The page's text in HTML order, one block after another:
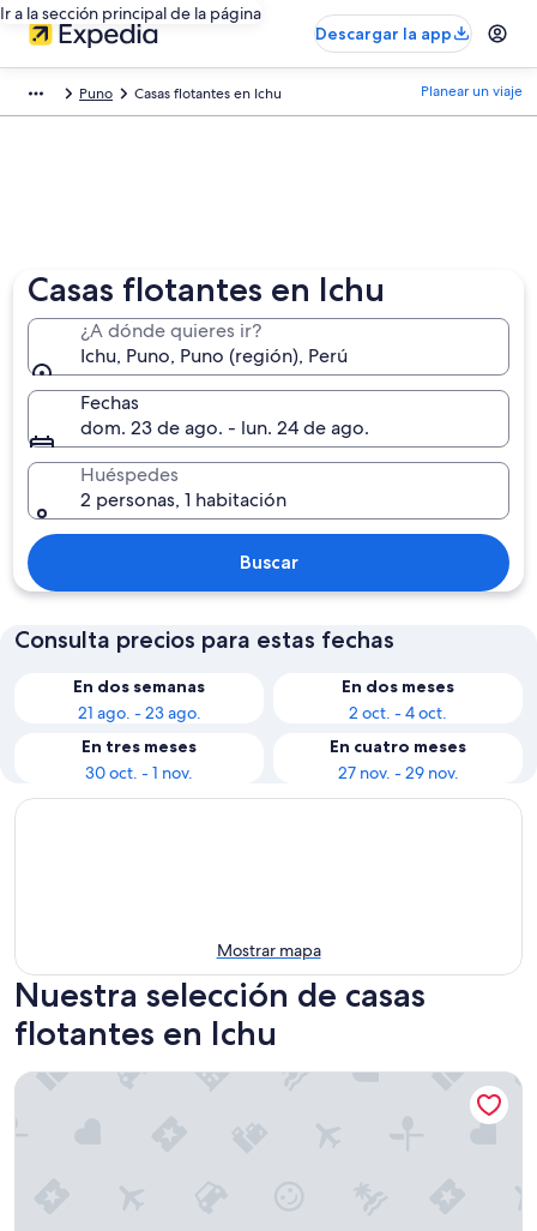
Ir a la sección principal de la página
Descargar la app
Puno Casas flotantes en Ichu Planear un viaje
Casas flotantes en Ichu
¿A dónde quieres ir?
Ichu, Puno, Puno (región), Perú
Fechas
dom. 23 de ago. - lun. 24 de ago.
Huéspedes
2 personas, 1 habitación
Buscar
Consulta precios para estas fechas
En dos semanas
21 ago. - 23 ago.
En dos meses
2 oct. - 4 oct.
En tres meses
30 oct. - 1 nov.
En cuatro meses
27 nov. - 29 nov.
Mostrar mapa
Nuestra selección de casas
flotantes en Ichu
Floating lodge on lake titikaka